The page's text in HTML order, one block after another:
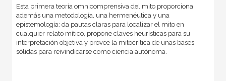
Esta primera teoría omnicomprensiva del mito proporciona
además una metodología, una hermenéutica y una
epistemología: da pautas claras para localizar el mito en
cualquier relato mítico, propone claves heurísticas para su
interpretación objetiva y provee la mitocrítica de unas bases
sólidas para reivindicarse como ciencia autónoma.